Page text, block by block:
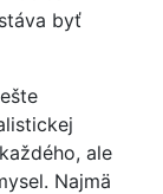
byť
ale
Najmä